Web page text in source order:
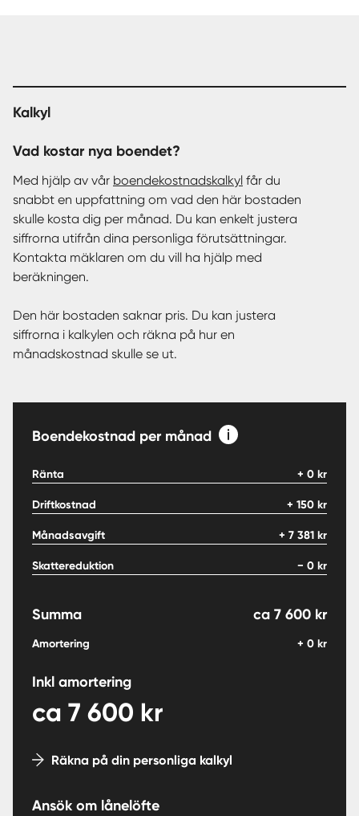
Kalkyl
Vad kostar nya boendet?
Med hjälp av vår boendekostnadskalkyl får du
snabbt en uppfattning om vad den här bostaden
skulle kosta dig per månad. Du kan enkelt justera
siffrorna utifrån dina personliga förutsättningar.
Kontakta mäklaren om du vill ha hjälp med
beräkningen.
Den här bostaden saknar pris. Du kan justera
siffrorna i kalkylen och räkna på hur en
månadskostnad skulle se ut.
Boendekostnad per månad
Ränta + 0 kr
Driftkostnad + 150 kr
Månadsavgift + 7 381 kr
Skattereduktion − 0 kr
Summa ca 7 600 kr
Amortering + 0 kr
Inkl amortering
ca 7 600 kr
Räkna på din personliga kalkyl
Ansök om lånelöfte